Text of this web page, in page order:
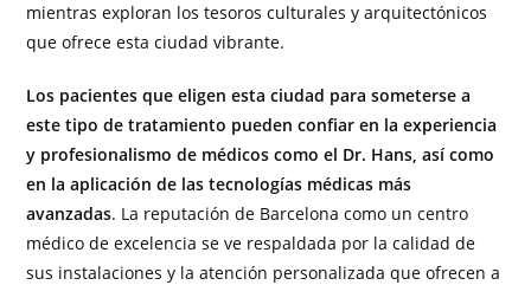
mientras exploran los tesoros culturales y arquitectónicos
que ofrece esta ciudad vibrante.
Los pacientes que eligen esta ciudad para someterse a
este tipo de tratamiento pueden confiar en la experiencia
y profesionalismo de médicos como el Dr. Hans, así como
en la aplicación de las tecnologías médicas más
avanzadas. La reputación de Barcelona como un centro
médico de excelencia se ve respaldada por la calidad de
sus instalaciones y la atención personalizada que ofrecen a